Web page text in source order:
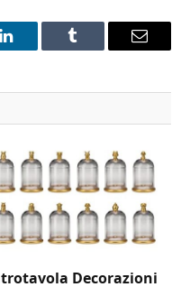
LinkedIn Tumblr Email
Decorazioni